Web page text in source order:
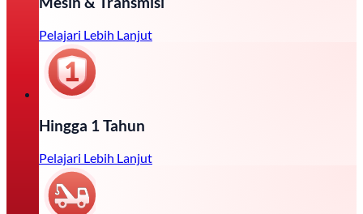
Pelajari Lebih Lanjut
Hingga 1 Tahun
Pelajari Lebih Lanjut